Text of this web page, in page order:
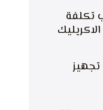
تكلفة